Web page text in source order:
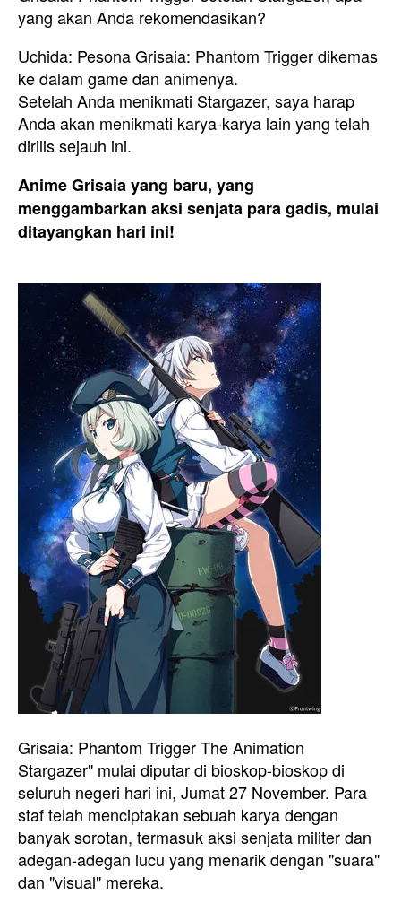
yang akan Anda rekomendasikan?
Uchida: Pesona Grisaia: Phantom Trigger dikemas
ke dalam game dan animenya.
Setelah Anda menikmati Stargazer, saya harap
Anda akan menikmati karya-karya lain yang telah
dirilis sejauh ini.
Anime Grisaia yang baru, yang
menggambarkan aksi senjata para gadis, mulai
ditayangkan hari ini!
Grisaia: Phantom Trigger The Animation
Stargazer" mulai diputar di bioskop-bioskop di
seluruh negeri hari ini, Jumat 27 November. Para
staf telah menciptakan sebuah karya dengan
banyak sorotan, termasuk aksi senjata militer dan
adegan-adegan lucu yang menarik dengan "suara"
dan "visual" mereka.